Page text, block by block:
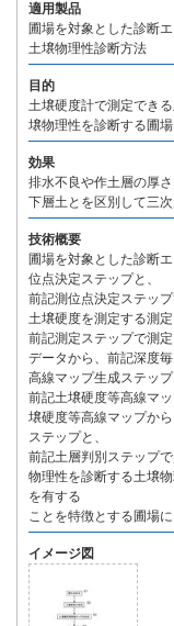
適用製品
圃場を対象とした診断
土壌物理性診断方法
目的
土壌硬度計で測定でき
壌物理性を診断する圃
効果
排水不良や作土層の厚
下層土とを区別して三
技術概要
圃場を対象とした診断
位点決定ステップと、
前記測位点決定ステッ
土壌硬度を測定する測定
前記測定ステップで測
データから、前記深度
高線マップ生成ステップ
前記土壌硬度等高線マ
壌硬度等高線マップか
ステップと、
前記土層判別ステップ
物理性を診断する土壌
を有する
ことを特徴とする圃場
イメージ図